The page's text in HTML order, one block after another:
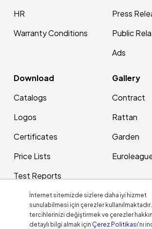
HR
Warranty Conditions
Press
Public
Ads
Download
Catalogs
Logos
Certificates
Price Lists
Test Reports
Patents
Gallery
Contract
Rattan
Garden
Contact Us Blog
İnternet sitemizde sizlere daha iyi hizmet
sunulabilmesi için çerezler
tercihlerinizi değiştirmek ve çerezler
detaylı bilgi almak için Çerez Politikası'nı